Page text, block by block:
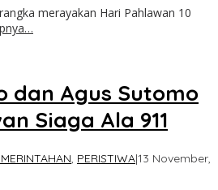
merayakan Hari Pahlawan 10
dan Agus Sutomo
Siaga Ala 911
, PERISTIWA|13 November,